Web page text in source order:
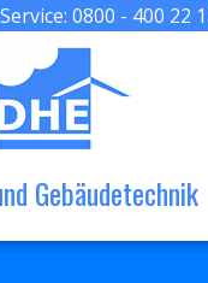
0800 - 400 22
Gebäudetechnik